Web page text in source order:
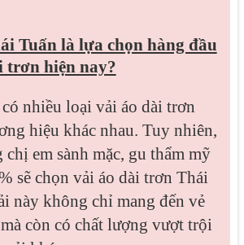
Tuấn là lựa chọn hàng đầu
trơn hiện nay?
nhiều loại vải áo dài trơn
hiệu khác nhau. Tuy nhiên,
em sành mặc, gu thẩm mỹ
sẽ chọn vải áo dài trơn Thái
này không chỉ mang đến vẻ
còn có chất lượng vượt trội